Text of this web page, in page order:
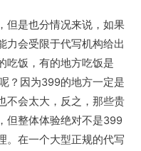
但是也分情况来说，如果
力会受限于代写机构给出
吃饭，有的地方吃饭是
？因为399的地方一定是
不会太大，反之，那些贵
但整体体验绝对不是399
。在一个大型正规的代写